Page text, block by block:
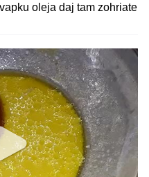
oleja daj tam zohriate